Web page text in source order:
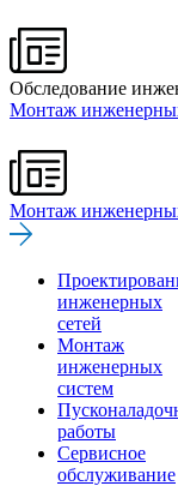
Обследование
Монтаж
Монтаж
инженерных
сетей
Монтаж
инженерных
систем
работы
Сервисное
обслуживание